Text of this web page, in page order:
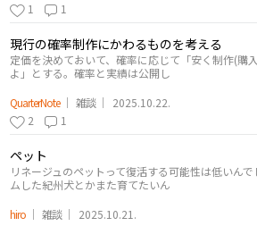
1
1
現行の確率制作にかわるものを考える
定価を決めておいて、確率に応じて「安く制作(購
よ」とする。確率と実績は公開し
QuarterNote
雑談
2025.10.22.
2
1
ペット
リネージュのペットって復活する可能性は低いん
ムした紀州犬とかまた育てたいん
hiro
雑談
2025.10.21.